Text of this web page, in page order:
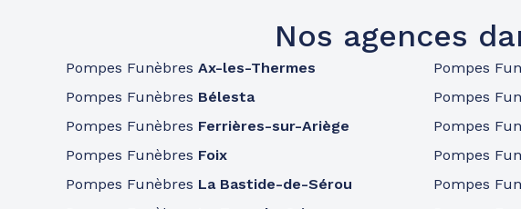
Nos agences
Pompes Funèbres Ax-les-Thermes
Pompes Funèbres Bélesta
Pompes Funèbres Ferrières-sur-Ariège
Pompes Funèbres Foix
Pompes Funèbres La Bastide-de-Sérou
Pompes
Pompes
Pompes
Pompes
Pompes